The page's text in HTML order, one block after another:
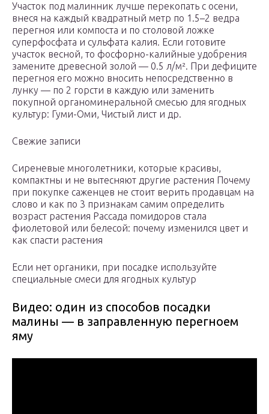
Участок под малинник лучше перекопать с осени,
внеся на каждый квадратный метр по 1.5–2 ведра
перегноя или компоста и по столовой ложке
суперфосфата и сульфата калия. Если готовите
участок весной, то фосфорно-калийные удобрения
замените древесной золой — 0.5 л/м². При дефиците
перегноя его можно вносить непосредственно в
лунку — по 2 горсти в каждую или заменить
покупной органоминеральной смесью для ягодных
культур: Гуми-Оми, Чистый лист и др.
Свежие записи
Сиреневые многолетники, которые красивы,
компактны и не вытесняют другие растения Почему
при покупке саженцев не стоит верить продавцам на
слово и как по 3 признакам самим определить
возраст растения Рассада помидоров стала
фиолетовой или белесой: почему изменился цвет и
как спасти растения
Если нет органики, при посадке используйте
специальные смеси для ягодных культур
Видео: один из способов посадки
малины — в заправленную перегноем
яму